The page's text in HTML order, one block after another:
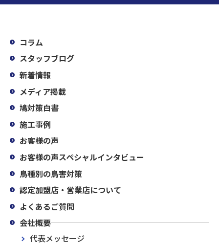
コラム
スタッフブログ
新着情報
メディア掲載
鳩対策白書
施工事例
お客様の声
お客様の声スペシャルインタビュー
鳥種別の鳥害対策
認定加盟店・営業店について
よくあるご質問
会社概要
代表メッセージ